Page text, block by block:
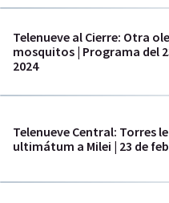
Telenueve al Cierre: Otra
mosquitos | Programa del
2024
Telenueve Central: Torres
ultimátum a Milei | 23 de